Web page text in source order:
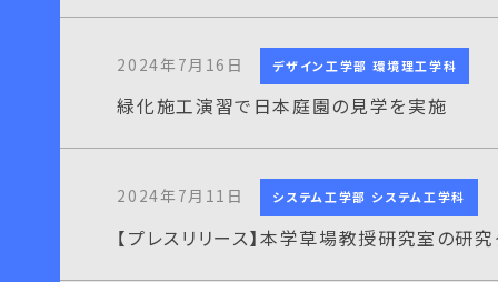
2024年7月16日 デザイン工学部 環境理工学科
緑化施工演習で日本庭園の見学を実施
2024年7月11日 システム工学部 システム工学科
【プレスリリース】本学草場教授研究室の